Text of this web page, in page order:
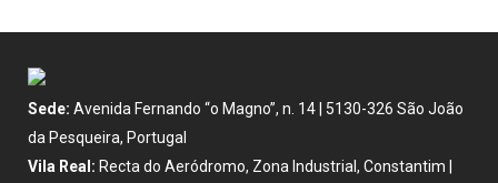
Sede: Avenida Fernando “o Magno”, n. 14 | 5130-326 São João
da Pesqueira, Portugal
Vila Real: Recta do Aeródromo, Zona Industrial, Constantim |